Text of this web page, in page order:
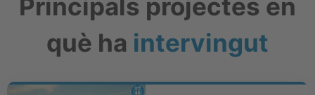
Principals projectes en
què ha intervingut